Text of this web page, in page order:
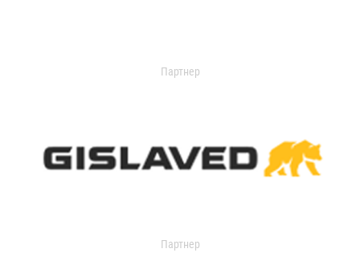
Партнер
Партнер